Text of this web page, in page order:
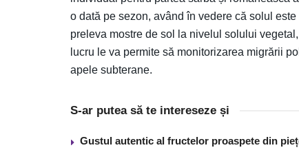
o dată pe sezon, având în vedere că solul
preleva mostre de sol la nivelul solului
lucru le va permite să monitorizarea migrării
apele subterane.
S-ar putea să te intereseze și
Gustul autentic al fructelor proaspete din